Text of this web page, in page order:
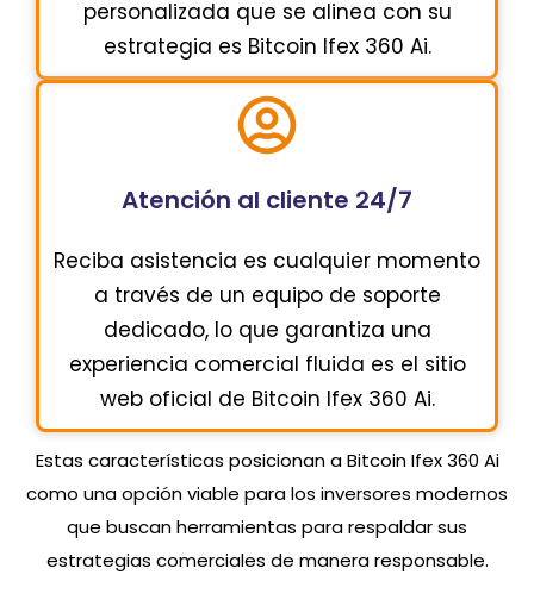
personalizada que se alinea con su
estrategia es Bitcoin Ifex 360 Ai.
Atención al cliente 24/7
Reciba asistencia es cualquier momento
a través de un equipo de soporte
dedicado, lo que garantiza una
experiencia comercial fluida es el sitio
web oficial de Bitcoin Ifex 360 Ai.
Estas características posicionan a Bitcoin Ifex 360 Ai
como una opción viable para los inversores modernos
que buscan herramientas para respaldar sus
estrategias comerciales de manera responsable.